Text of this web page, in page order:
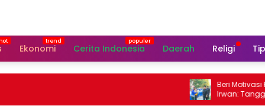
Ekonomi Cerita Indonesia Daerah Religi
Beri Motivasi
Irwan: Tanggal
Perhatian